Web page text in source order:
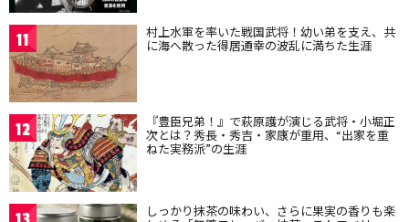
11 村上水軍を率いた戦国武将！幼い弟を支え、共
に海へ散った得居通幸の波乱に満ちた生涯
12 『豊臣兄弟！』で萩原護が演じる武将・小堀正
次とは？秀長・秀吉・家康が重用、“出家を重
ねた実務派”の生涯
しっかり抹茶の味わい、さらに果実の香りも楽